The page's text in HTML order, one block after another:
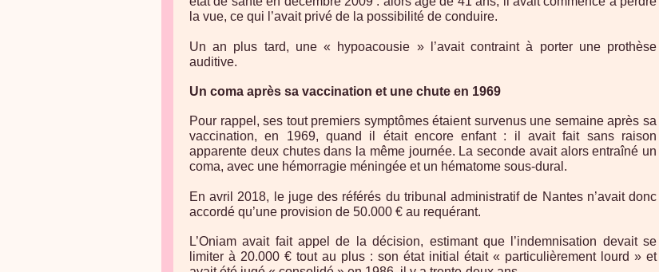
la vue, ce qui l’avait privé de la possibilité de conduire.
Un an plus tard, une « hypoacousie » l’avait contraint à porter une prothèse
auditive.
Un coma après sa vaccination et une chute en 1969
Pour rappel, ses tout premiers symptômes étaient survenus une semaine après sa
vaccination, en 1969, quand il était encore enfant : il avait fait sans raison
apparente deux chutes dans la même journée. La seconde avait alors entraîné un
coma, avec une hémorragie méningée et un hématome sous-dural.
En avril 2018, le juge des référés du tribunal administratif de Nantes n’avait donc
accordé qu’une provision de 50.000 € au requérant.
L’Oniam avait fait appel de la décision, estimant que l’indemnisation devait se
limiter à 20.000 € tout au plus : son état initial était « particulièrement lourd » et